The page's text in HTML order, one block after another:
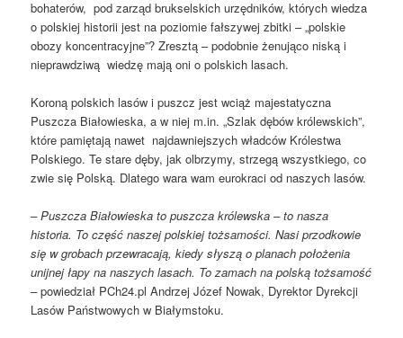
bohaterów, pod zarząd brukselskich urzędników, których wiedza
o polskiej historii jest na poziomie fałszywej zbitki – „polskie
obozy koncentracyjne”? Zresztą – podobnie żenująco niską i
nieprawdziwą wiedzę mają oni o polskich lasach.
Koroną polskich lasów i puszcz jest wciąż majestatyczna
Puszcza Białowieska, a w niej m.in. „Szlak dębów królewskich”,
które pamiętają nawet najdawniejszych władców Królestwa
Polskiego. Te stare dęby, jak olbrzymy, strzegą wszystkiego, co
zwie się Polską. Dlatego wara wam eurokraci od naszych lasów.
– Puszcza Białowieska to puszcza królewska – to nasza
historia. To część naszej polskiej tożsamości. Nasi przodkowie
się w grobach przewracają, kiedy słyszą o planach położenia
unijnej łapy na naszych lasach. To zamach na polską tożsamość
–powiedział PCh24.pl Andrzej Józef Nowak, Dyrektor Dyrekcji
Lasów Państwowych w Białymstoku.